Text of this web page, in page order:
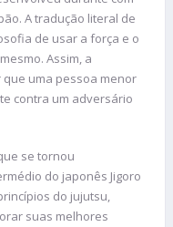
A tradução literal de
de usar a força e o
Assim, a
que uma pessoa menor
contra um adversário
se tornou
do japonês Jigoro
do jujutsu,
suas melhores